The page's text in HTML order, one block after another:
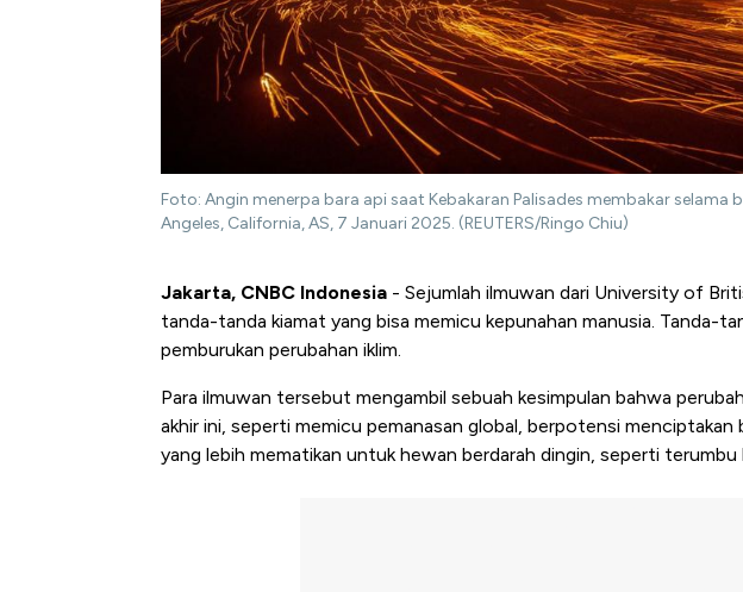
Foto: Angin menerpa bara api saat Kebakaran Palisades membakar selama
Angeles, California, AS, 7 Januari 2025. (REUTERS/Ringo Chiu)
Jakarta, CNBC Indonesia - Sejumlah ilmuwan dari University of
tanda-tanda kiamat yang bisa memicu kepunahan manusia. Tanda-
pemburukan perubahan iklim.
Para ilmuwan tersebut mengambil sebuah kesimpulan bahwa
akhir ini, seperti memicu pemanasan global, berpotensi menciptakan
yang lebih mematikan untuk hewan berdarah dingin, seperti terumbu